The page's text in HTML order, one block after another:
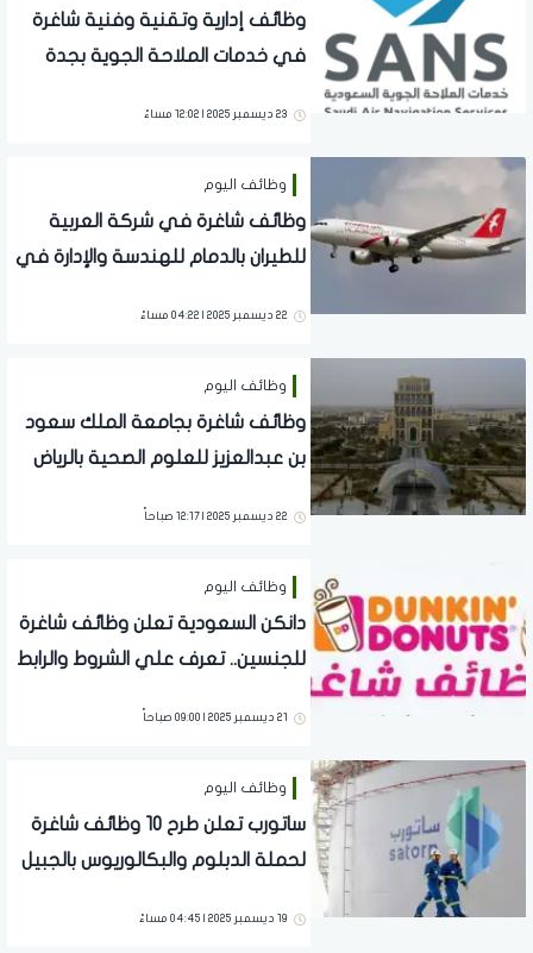
وظائف إدارية وتقنية وفنية شاغرة
في خدمات الملاحة الجوية بجدة
23 ديسمبر 2025 | 12:02 مساءً
وظائف اليوم
وظائف شاغرة في شركة العربية
للطيران بالدمام للهندسة والإدارة في
22 ديسمبر 2025 | 04:22 مساءً
وظائف اليوم
وظائف شاغرة بجامعة الملك سعود
بن عبدالعزيز للعلوم الصحية بالرياض
22 ديسمبر 2025 | 12:17 صباحاً
وظائف اليوم
دانكن السعودية تعلن وظائف شاغرة
للجنسين.. تعرف علي الشروط والرابط
21 ديسمبر 2025 | 09:00 صباحاً
وظائف اليوم
ساتورب تعلن طرح 10 وظائف شاغرة
لحملة الدبلوم والبكالوريوس بالجبيل
19 ديسمبر 2025 | 04:45 مساءً